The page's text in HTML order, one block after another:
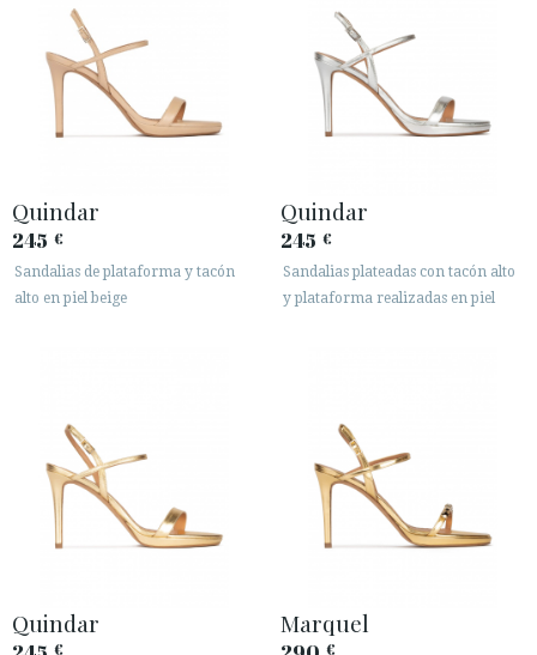
Quindar
245 €
Sandalias de plataforma y tacón
alto en piel beige
Quindar
245 €
Sandalias plateadas con tacón alto
y plataforma realizadas en piel
Quindar
€
Marquel
€